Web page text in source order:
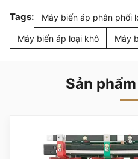
Tags: Máy biến áp phân phối
Máy biến áp loại khô Máy
Sản